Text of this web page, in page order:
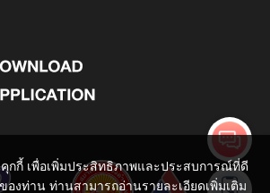
กกี้ เพื่อเพิ่มประสิทธิภาพและประสบการณ์ที่ดี
องท่าน ท่านสามารถอ่านรายละเอียดเพิ่มเติม